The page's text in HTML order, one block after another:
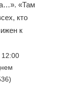
«Там
кто
к